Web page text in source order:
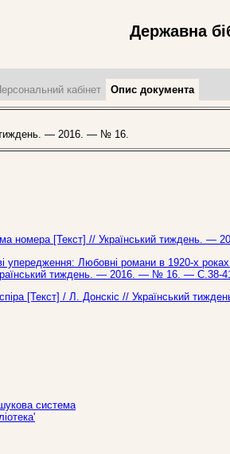
Державна
кабінет Опис документа
— 2016. — № 16.
номера [Текст] // Український тиждень.
упередження: Любовні романи в 1920-х
тиждень. — 2016. — № 16. — С.38-
[Текст] / Л. Донскіс // Український
система